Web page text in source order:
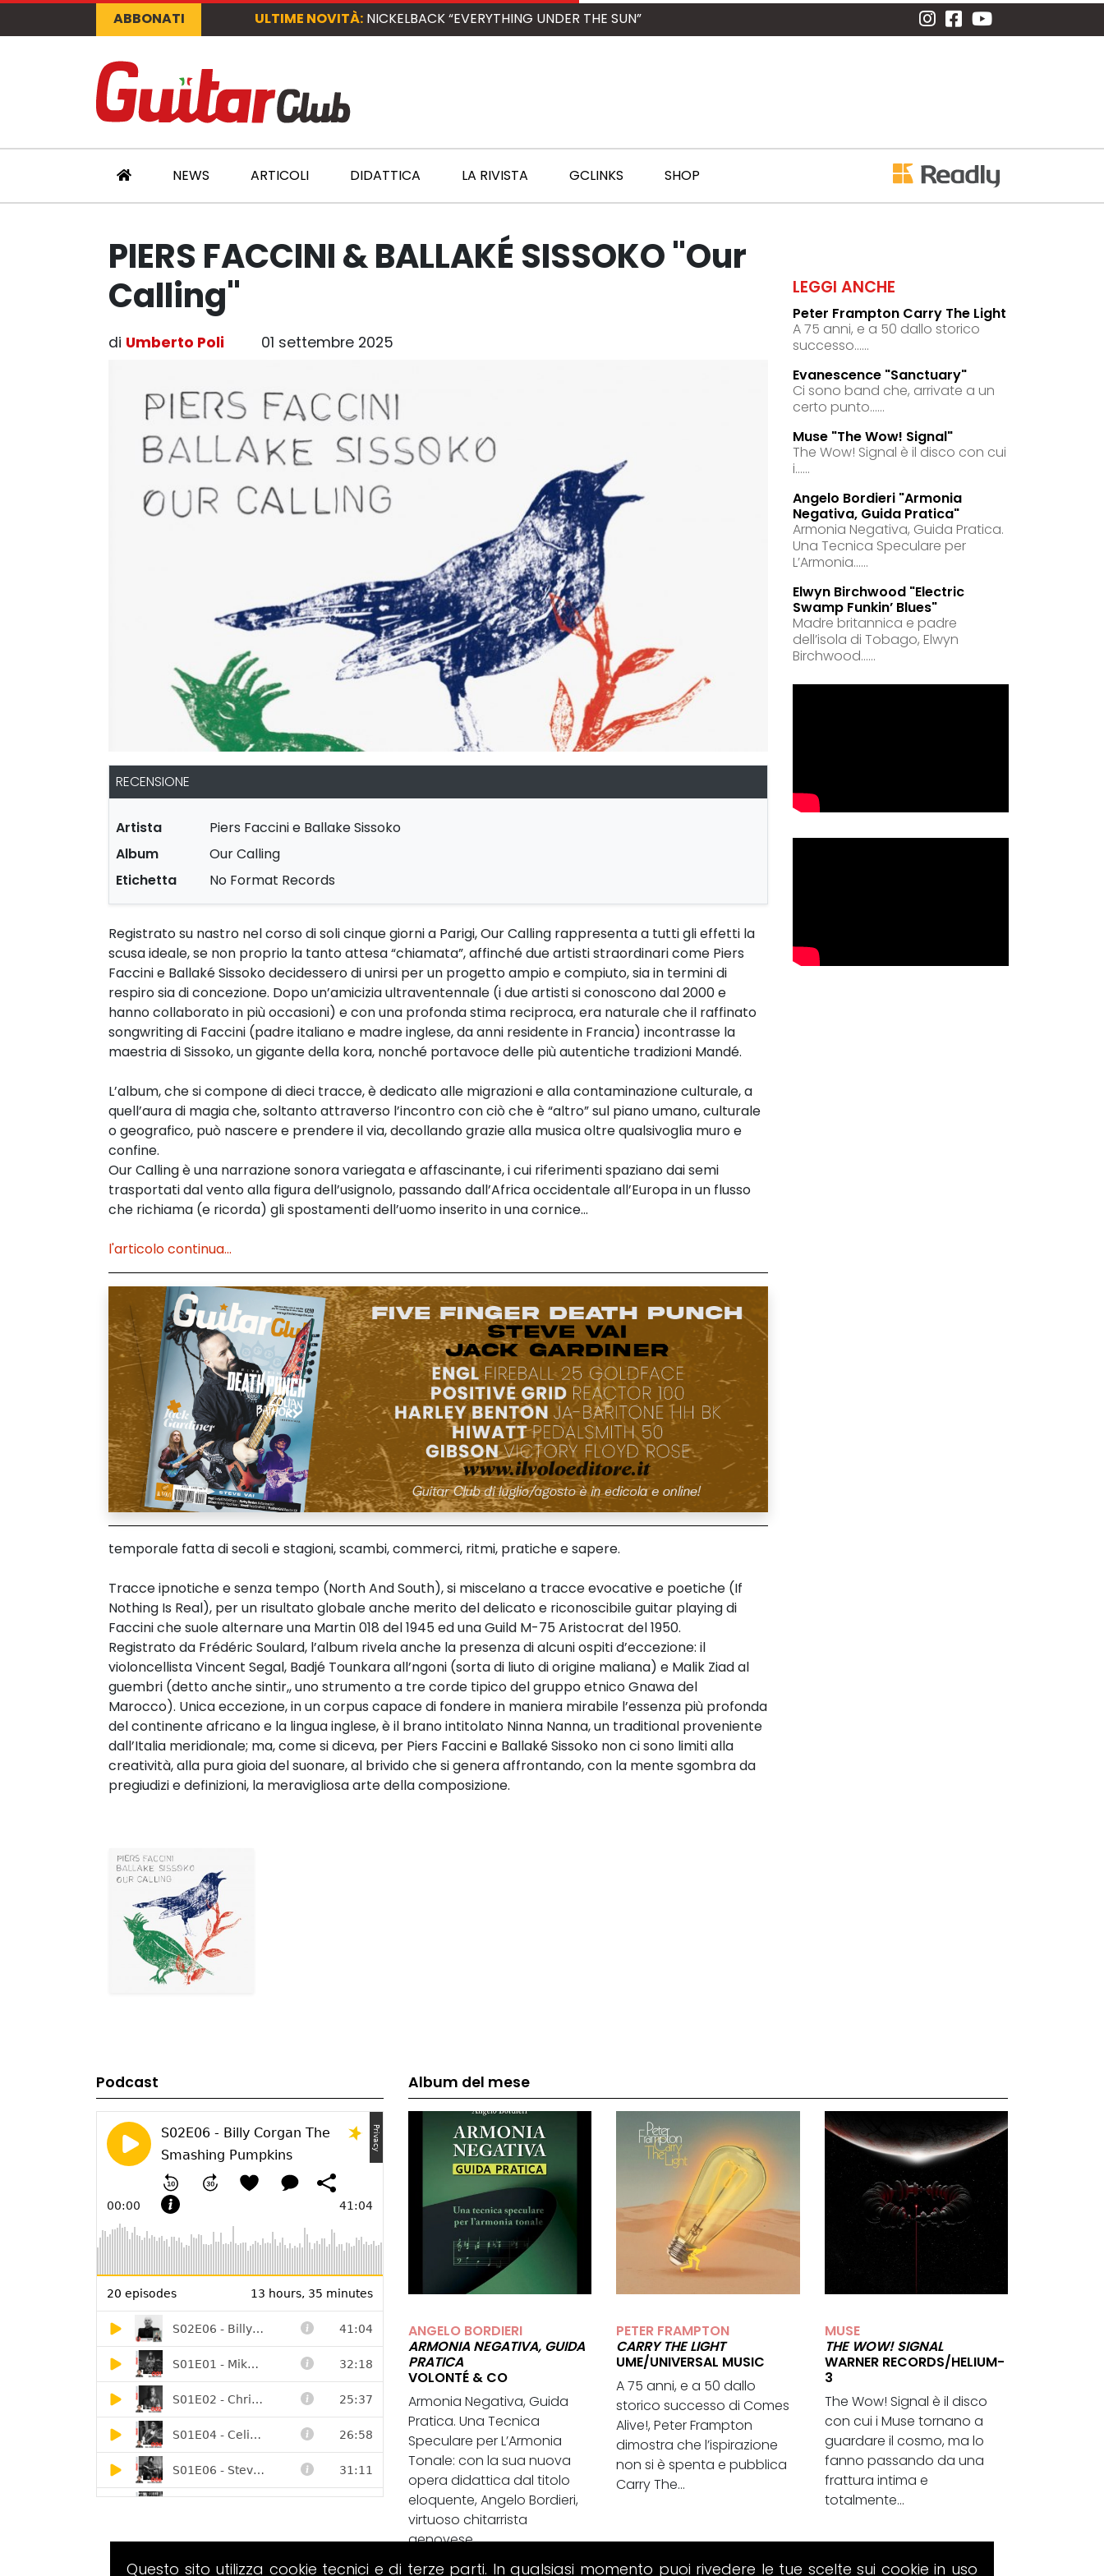
ABBONATI ULTIME NOVITÀ: NICKELBACK “EVERYTHING UNDER THE SUN”
NEWS ARTICOLI DIDATTICA LA RIVISTA GCLINKS SHOP
PIERS FACCINI & BALLAKÉ SISSOKO "Our
Calling"
di Umberto Poli 01 settembre 2025
RECENSIONE
Artista
Piers Faccini e Ballake Sissoko
Album
Our Calling
Etichetta
No Format Records
Registrato su nastro nel corso di soli cinque giorni a Parigi, Our Calling rappresenta a tutti gli effetti la
scusa ideale, se non proprio la tanto attesa “chiamata”, affinché due artisti straordinari come Piers
Faccini e Ballaké Sissoko decidessero di unirsi per un progetto ampio e compiuto, sia in termini di
respiro sia di concezione. Dopo un’amicizia ultraventennale (i due artisti si conoscono dal 2000 e
hanno collaborato in più occasioni) e con una profonda stima reciproca, era naturale che il raffinato
songwriting di Faccini (padre italiano e madre inglese, da anni residente in Francia) incontrasse la
maestria di Sissoko, un gigante della kora, nonché portavoce delle più autentiche tradizioni Mandé.
L’album, che si compone di dieci tracce, è dedicato alle migrazioni e alla contaminazione culturale, a
quell’aura di magia che, soltanto attraverso l’incontro con ciò che è “altro” sul piano umano, culturale
o geografico, può nascere e prendere il via, decollando grazie alla musica oltre qualsivoglia muro e
confine.
Our Calling è una narrazione sonora variegata e affascinante, i cui riferimenti spaziano dai semi
trasportati dal vento alla figura dell’usignolo, passando dall’Africa occidentale all’Europa in un flusso
che richiama (e ricorda) gli spostamenti dell’uomo inserito in una cornice...
l'articolo continua...
temporale fatta di secoli e stagioni, scambi, commerci, ritmi, pratiche e sapere.
Tracce ipnotiche e senza tempo (North And South), si miscelano a tracce evocative e poetiche (If
Nothing Is Real), per un risultato globale anche merito del delicato e riconoscibile guitar playing di
Faccini che suole alternare una Martin 018 del 1945 ed una Guild M-75 Aristocrat del 1950.
Registrato da Frédéric Soulard, l’album rivela anche la presenza di alcuni ospiti d’eccezione: il
violoncellista Vincent Segal, Badjé Tounkara all’ngoni (sorta di liuto di origine maliana) e Malik Ziad al
guembri (detto anche sintir,, uno strumento a tre corde tipico del gruppo etnico Gnawa del
Marocco). Unica eccezione, in un corpus capace di fondere in maniera mirabile l’essenza più profonda
del continente africano e la lingua inglese, è il brano intitolato Ninna Nanna, un traditional proveniente
dall’Italia meridionale; ma, come si diceva, per Piers Faccini e Ballaké Sissoko non ci sono limiti alla
creatività, alla pura gioia del suonare, al brivido che si genera affrontando, con la mente sgombra da
pregiudizi e definizioni, la meravigliosa arte della composizione.
LEGGI ANCHE
Peter Frampton Carry The Light
A 75 anni, e a 50 dallo storico
successo......
Evanescence "sanctuary"
Ci sono band che, arrivate a un
certo punto......
Muse "the Wow! Signal"
The Wow! Signal è il disco con cui
i......
Angelo Bordieri "armonia
Negativa, Guida Pratica"
Armonia Negativa, Guida Pratica.
Una Tecnica Speculare per
L’Armonia......
Elwyn Birchwood "electric
Swamp Funkin’ Blues"
Madre britannica e padre
dell’isola di Tobago, Elwyn
Birchwood......
Podcast Album del mese
ANGELO BORDIERI
ARMONIA NEGATIVA, GUIDA
PRATICA
VOLONTÉ & CO
Armonia Negativa, Guida
Pratica. Una Tecnica
Speculare per L’Armonia
Tonale: con la sua nuova
opera didattica dal titolo
eloquente, Angelo Bordieri,
virtuoso chitarrista
genovese,...
PETER FRAMPTON
CARRY THE LIGHT
UME/UNIVERSAL MUSIC
A 75 anni, e a 50 dallo
storico successo di Comes
Alive!, Peter Frampton
dimostra che l’ispirazione
non si è spenta e pubblica
Carry The...
MUSE
THE WOW! SIGNAL
WARNER RECORDS/HELIUM-
3
The Wow! Signal è il disco
con cui i Muse tornano a
guardare il cosmo, ma lo
fanno passando da una
frattura intima e
totalmente...
Questo sito utilizza cookie tecnici e di terze parti. In qualsiasi momento puoi rivedere le tue scelte sui cookie in uso